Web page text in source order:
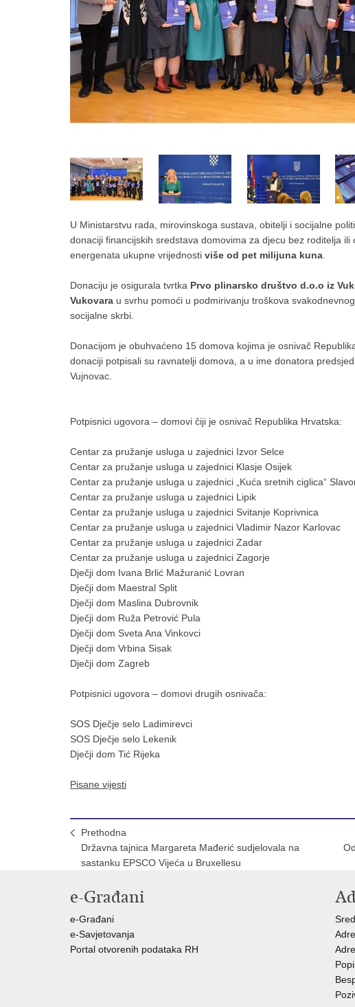
U Ministarstvu rada, mirovinskoga sustava, obitelji i socijalne
donaciji financijskih sredstava domovima za djecu bez roditelja
energenata ukupne vrijednosti više od pet milijuna kuna
Donaciju je osigurala tvrtka Prvo plinarsko društvo d.o.o iz
Vukovara u svrhu pomoći u podmirivanju troškova
socijalne skrbi.
Donacijom je obuhvaćeno 15 domova kojima je osnivač
donaciji potpisali su ravnatelji domova, a u ime donatora
Vujnovac.
Potpisnici ugovora – domovi čiji je osnivač Republika Hrvatska:
Centar za pružanje usluga u zajednici Izvor Selce
Centar za pružanje usluga u zajednici Klasje Osijek
Centar za pružanje usluga u zajednici „Kuća sretnih ciglica“
Centar za pružanje usluga u zajednici Lipik
Centar za pružanje usluga u zajednici Svitanje Koprivnica
Centar za pružanje usluga u zajednici Vladimir Nazor Karlovac
Centar za pružanje usluga u zajednici Zadar
Centar za pružanje usluga u zajednici Zagorje
Dječji dom Ivana Brlić Mažuranić Lovran
Dječji dom Maestral Split
Dječji dom Maslina Dubrovnik
Dječji dom Ruža Petrović Pula
Dječji dom Sveta Ana Vinkovci
Dječji dom Vrbina Sisak
Dječji dom Zagreb
Potpisnici ugovora – domovi drugih osnivača:
SOS Dječje selo Ladimirevci
SOS Dječje selo Lekenik
Dječji dom Tić Rijeka
Pisane vijesti
Prethodna
Državna tajnica Margareta Mađerić sudjelovala na
sastanku EPSCO Vijeća u Bruxellesu
e-Građani
e-Građani
e-Savjetovanja
Portal otvorenih podataka RH